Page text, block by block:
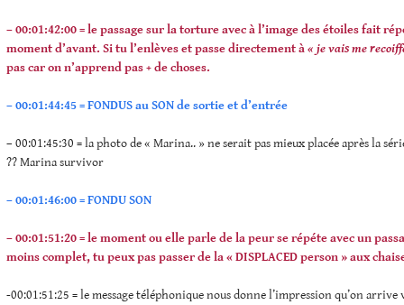
– 00:01:42:00 = le passage sur la torture avec à l’image des étoiles fait
moment d’avant. Si tu l’enlèves et passe directement à« je vais me
pas car on n’apprend pas + de choses.
– 00:01:44:45 = FONDUS au SON de sortie et d’entrée
– 00:01:45:30 = la photo de « Marina.. » ne serait pas mieux placée après la
?? Marina survivor
– 00:01:46:00 = FONDU SON
– 00:01:51:20 = le moment ou elle parle de la peur se répéte avec un
moins complet, tu peux pas passer de la « DISPLACED person » aux
-00:01:51:25 = le message téléphonique nous donne l’impression qu’on